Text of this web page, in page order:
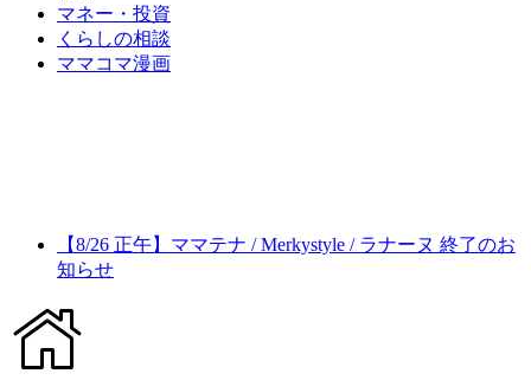
マネー・投資
くらしの相談
ママコマ漫画
【8/26 正午】ママテナ / Merkystyle / ラナーヌ 終了のお
知らせ